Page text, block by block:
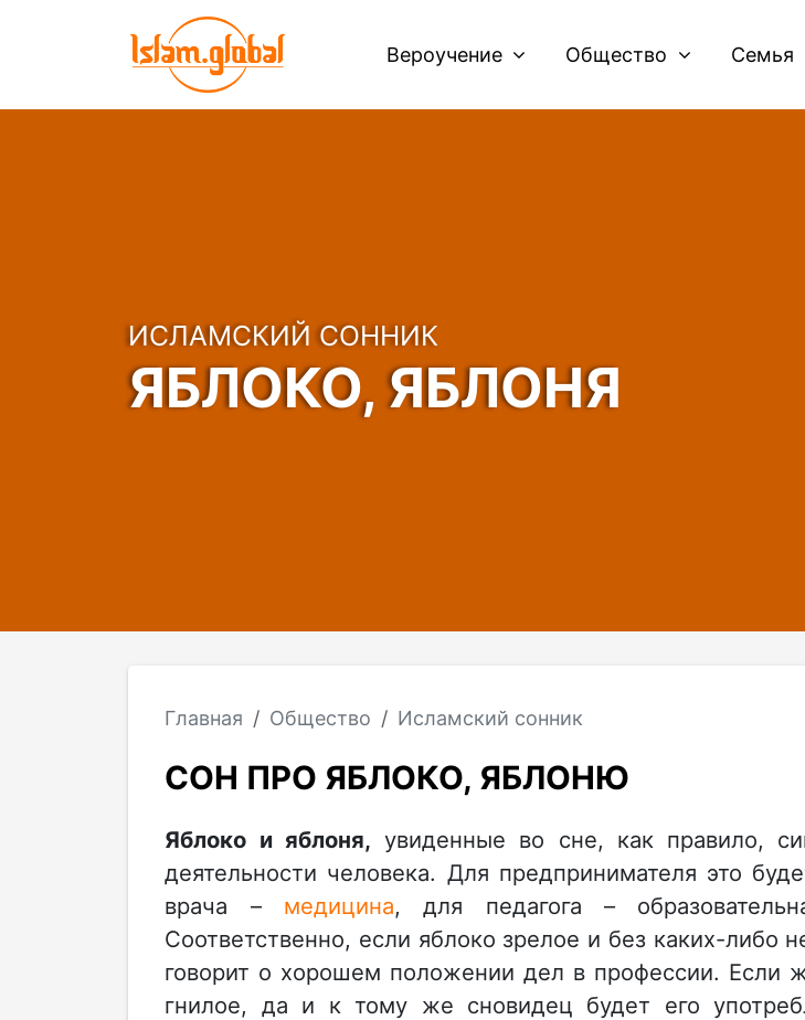
Вероучение Общество Семья
ИСЛАМСКИЙ СОННИК
ЯБЛОКО, ЯБЛОНЯ
Главная Общество Исламский сонник
СОН ПРО ЯБЛОКО, ЯБЛОНЮ
Яблоко и яблоня, увиденные во сне, как правило,
деятельности человека. Для предпринимателя это
врача – медицина, для педагога –
Соответственно, если яблоко зрелое и без каких-либо
говорит о хорошем положении дел в профессии. Если
гнилое, да и к тому же сновидец будет его